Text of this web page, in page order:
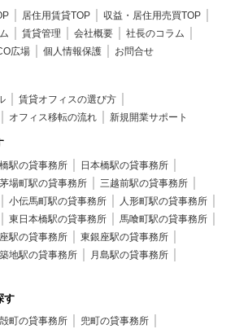
居住用賃貸TOP
収益・居住用売買TOP
賃貸管理 会社概要
社長のコラム
広場 個人情報保護 お問合せ
賃貸オフィスの選び方
オフィス移転の流れ 新規開業サポート
駅の貸事務所
日本橋駅の貸事務所
茅場町駅の貸事務所
三越前駅の貸事務所
小伝馬町駅の貸事務所
人形町駅の貸事務所
東日本橋駅の貸事務所
馬喰町駅の貸事務所
駅の貸事務所
東銀座駅の貸事務所
築地駅の貸事務所
月島駅の貸事務所
す
町の貸事務所
兜町の貸事務所